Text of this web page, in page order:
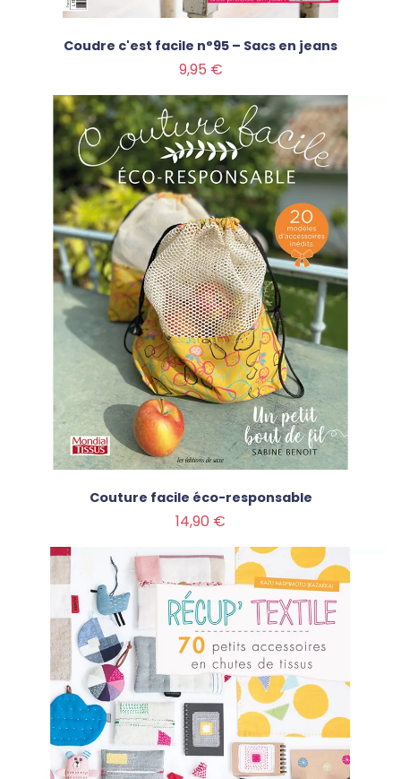
Coudre c'est facile n°95 – Sacs en jeans
9,95 €
Couture facile éco-responsable
14,90 €